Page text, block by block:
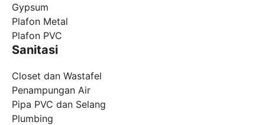
Gypsum
Plafon Metal
Plafon PVC
Sanitasi
Closet dan Wastafel
Penampungan Air
Pipa PVC dan Selang
Plumbing